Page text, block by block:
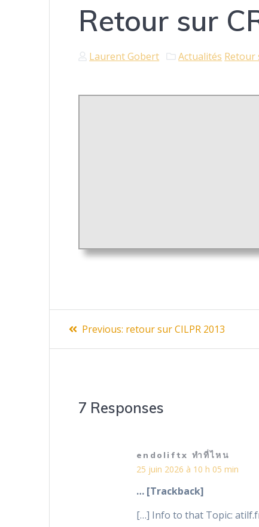
Retour sur
Laurent Gobert Actualités Retour
Navigation
de
Previous: Previous
retour sur CILPR 2013
7 Responses
endoliftx ทำที่ไหน
25 juin 2026 à 10 h 05 min
… [Trackback]
[…] Info to that Topic: